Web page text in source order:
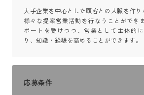
大手企業を中心とした顧客との人脈を作り
様々な提案営業活動を行なうことができ
ポートを受けつつ、営業として主体的
り、知識・経験を高めることができます。
応募条件